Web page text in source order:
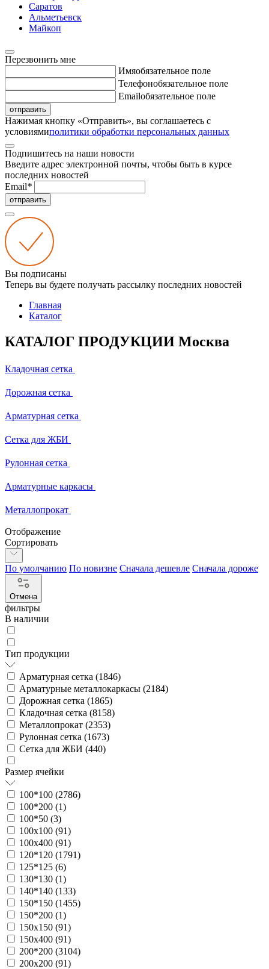
Саратов
Альметьевск
Майкоп
Перезвонить мне
Имяобязательное поле
Телефонобязательное поле
Emailобязательное поле
отправить
Нажимая кнопку «Отправить», вы соглашаетесь с
условиямиполитики обработки персональных данных
Подпишитесь на наши новости
Введите адрес электронной почты, чтобы быть в курсе
последних новостей
Email*
отправить
Вы подписаны
Теперь вы будете получать рассылку последних новостей
Главная
Каталог
КАТАЛОГ ПРОДУКЦИИ Москва
Кладочная сетка
Дорожная сетка
Арматурная сетка
Сетка для ЖБИ
Рулонная сетка
Арматурные каркасы
Металлопрокат
Отображение
Сортировать
По умолчанию По новизне Сначала дешевле Сначала дороже
Отмена
фильтры
В наличии
Тип продукции
Арматурная сетка (1846)
Арматурные металлокаркасы (2184)
Дорожная сетка (1865)
Кладочная сетка (8158)
Металлопрокат (2353)
Рулонная сетка (1673)
Сетка для ЖБИ (440)
Размер ячейки
100*100 (2786)
100*200 (1)
100*50 (3)
100х100 (91)
100х400 (91)
120*120 (1791)
125*125 (6)
130*130 (1)
140*140 (133)
150*150 (1455)
150*200 (1)
150х150 (91)
150х400 (91)
200*200 (3104)
200х200 (91)